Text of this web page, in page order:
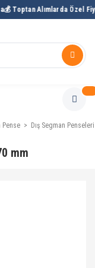
Toptan Alımlarda Özel Fiyat
Pense Dış Segman Penseleri
mm